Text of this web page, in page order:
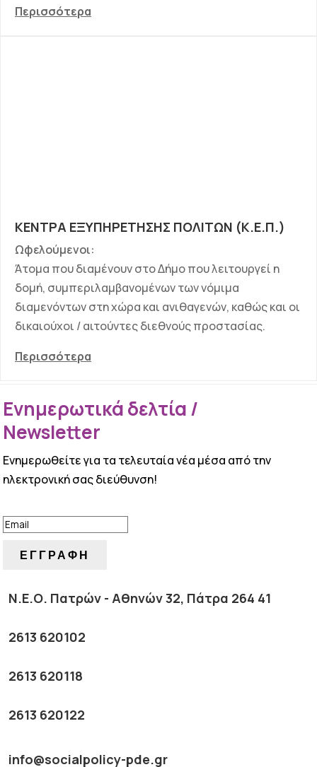
Περισσότερα
ΚΕΝΤΡΑ ΕΞΥΠΗΡΕΤΗΣΗΣ ΠΟΛΙΤΩΝ (Κ.Ε.Π.)
Ωφελούμενοι:
Άτομα που διαμένουν στο Δήμο που λειτουργεί η
δομή, συμπεριλαμβανομένων των νόμιμα
διαμενόντων στη χώρα και ανιθαγενών, καθώς και οι
δικαιούχοι / αιτούντες διεθνούς προστασίας.
Περισσότερα
Ενημερωτικά δελτία /
Newsletter
Ενημερωθείτε για τα τελευταία νέα μέσα από την
ηλεκτρονική σας διεύθυνση!
ΕΓΓΡΑΦΗ
Ν.Ε.Ο. Πατρών - Αθηνών 32, Πάτρα 264 41
2613 620102
2613 620118
2613 620122
info@socialpolicy-pde.gr